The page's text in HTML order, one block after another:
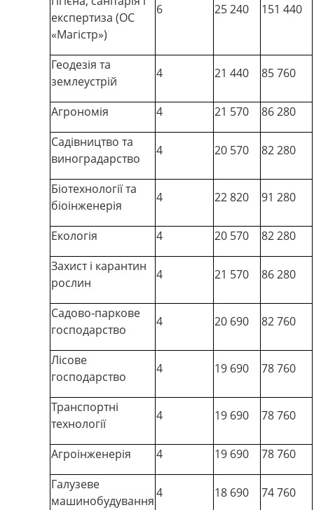
експертиза (ОС
«Магістр»)
6 25 240 151 440
Геодезія та
землеустрій
4 21 440 85 760
Агрономія 4 21 570
86 280
Садівництво та
виноградарство
4 20 570 82 280
Біотехнології та
біоінженерія
4 22 820 91 280
Екологія 4 20 570
82 280
Захист і карантин
рослин
4 21 570 86 280
Садово-паркове
господарство
4 20 690 82 760
Лісове
господарство
4 19 690 78 760
Транспортні
технології
4 19 690 78 760
Агроінженерія 4 19 690
78 760
Галузеве
машинобудування
4 18 690 74 760